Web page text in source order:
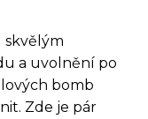
skvělým
a uvolnění po
bomb
Zde je pár